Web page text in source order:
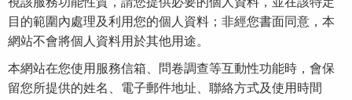
目的範圍內處理及利用您的個人資料；非經您書面同意，本
網站不會將個人資料用於其他用途。
本網站在您使用服務信箱、問卷調查等互動性功能時，會保
留您所提供的姓名、電子郵件地址、聯絡方式及使用時間